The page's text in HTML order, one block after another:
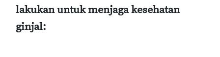
lakukan untuk menjaga kesehatan
ginjal: